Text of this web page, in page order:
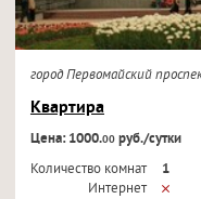
город Первомайский
Квартира
Цена: 1000.00руб./сутки
Количество комнат
1
Интернет